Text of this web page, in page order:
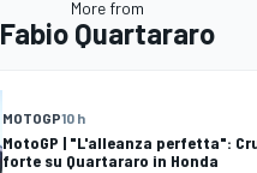
More from
Fabio Quartararo
MOTOGP10 h
MotoGP | "L'alleanza perfetta":
forte su Quartararo in Honda